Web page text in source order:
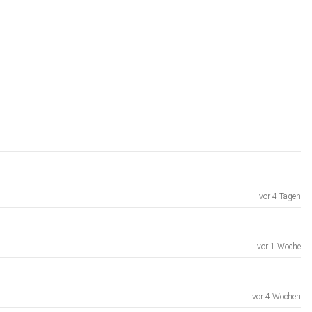
vor 4 Tagen
vor 1 Woche
vor 4 Wochen